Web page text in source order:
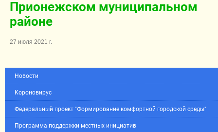
Прионежском муниципальном
районе
27 июля 2021 г.
Новости
Короновирус
Федеральный проект "Формирование комфортной городской среды"
Программа поддержки местных инициатив